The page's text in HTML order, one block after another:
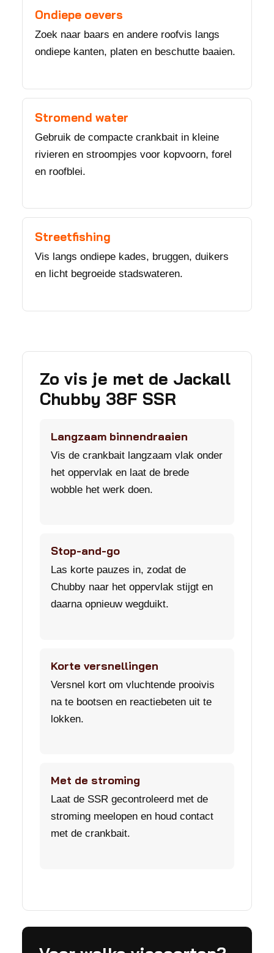
Ondiepe oevers
Zoek naar baars en andere roofvis langs
ondiepe kanten, platen en beschutte baaien.
Stromend water
Gebruik de compacte crankbait in kleine
rivieren en stroompjes voor kopvoorn, forel
en roofblei.
Streetfishing
Vis langs ondiepe kades, bruggen, duikers
en licht begroeide stadswateren.
Zo vis je met de Jackall
Chubby 38F SSR
Langzaam binnendraaien
Vis de crankbait langzaam vlak onder
het oppervlak en laat de brede
wobble het werk doen.
Stop-and-go
Las korte pauzes in, zodat de
Chubby naar het oppervlak stijgt en
daarna opnieuw wegduikt.
Korte versnellingen
Versnel kort om vluchtende prooivis
na te bootsen en reactiebeten uit te
lokken.
Met de stroming
Laat de SSR gecontroleerd met de
stroming meelopen en houd contact
met de crankbait.